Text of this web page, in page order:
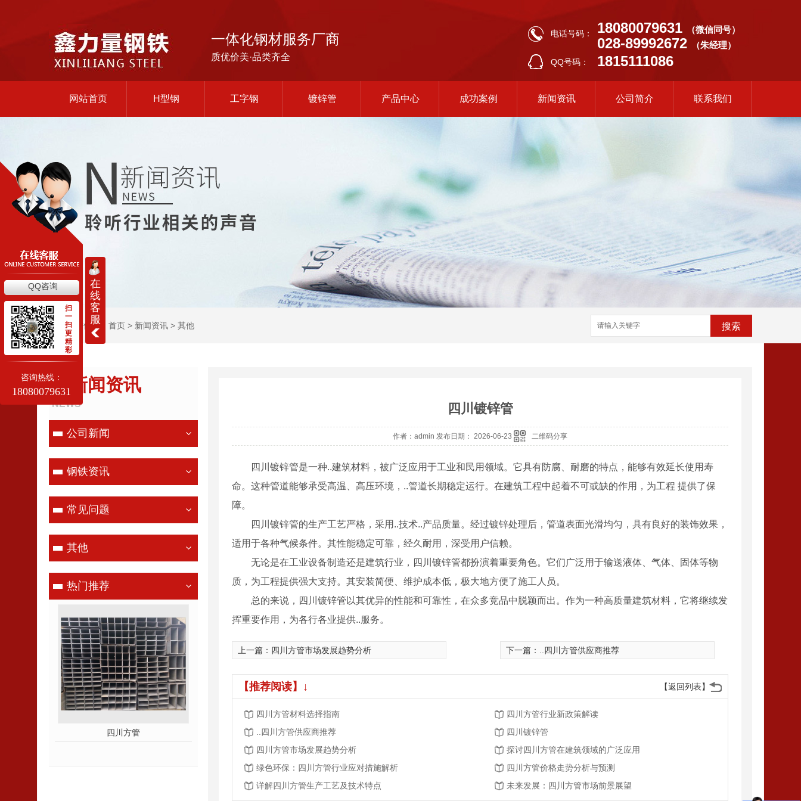
一体化钢材服务厂商
质优价美·品类齐全
电话号码： 18080079631 （微信同号）
028-89992672 （朱经理）
QQ号码： 1815111086
网站首页 H型钢 工字钢 镀锌管 产品中心 成功案例 新闻资讯 公司简介 联系我们
当前位置： 首页 > 新闻资讯 > 其他 搜索
新闻资讯
NEWS
公司新闻
钢铁资讯
常见问题
其他
热门推荐
四川H型钢厂家
四川镀锌管
作者：admin 发布日期： 2026-06-23 二维码分享
四川镀锌管是一种..建筑材料，被广泛应用于工业和民用领域。它具有防腐、耐磨的特点，能够有效延长使用寿
命。这种管道能够承受高温、高压环境，..管道长期稳定运行。在建筑工程中起着不可或缺的作用，为工程 提供了保
障。
四川镀锌管的生产工艺严格，采用..技术..产品质量。经过镀锌处理后，管道表面光滑均匀，具有良好的装饰效果，
适用于各种气候条件。其性能稳定可靠，经久耐用，深受用户信赖。
无论是在工业设备制造还是建筑行业，四川镀锌管都扮演着重要角色。它们广泛用于输送液体、气体、固体等物
质，为工程提供强大支持。其安装简便、维护成本低，极大地方便了施工人员。
总的来说，四川镀锌管以其优异的性能和可靠性，在众多竞品中脱颖而出。作为一种高质量建筑材料，它将继续发
挥重要作用，为各行各业提供..服务。
上一篇： 四川方管市场发展趋势分析 下一篇： ..四川方管供应商推荐
【返回列表】
【推荐阅读】↓
四川方管材料选择指南
四川方管行业新政策解读
..四川方管供应商推荐
四川镀锌管
四川方管市场发展趋势分析
探讨四川方管在建筑领域的广泛应用
绿色环保：四川方管行业应对措施解析
四川方管价格走势分析与预测
详解四川方管生产工艺及技术特点
未来发展：四川方管市场前景展望
在
线
客
服
QQ咨询
扫
一
扫
更
精
彩
咨询热线：
18080079631